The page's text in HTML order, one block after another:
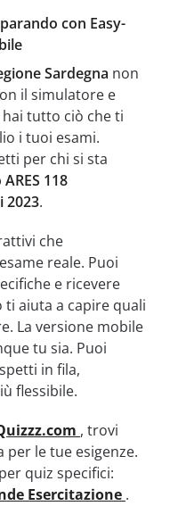
con Easy-
Sardegna non
il simulatore e
hai tutto ciò che ti
i tuoi esami.
per chi si sta
118
2023.
che
reale. Puoi
e ricevere
aiuta a capire quali
La versione mobile
tu sia. Puoi
in fila,
flessibile.
, trovi
le tue esigenze.
quiz specifici:
Esercitazione .